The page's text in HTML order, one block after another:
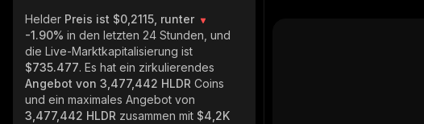
Helder Preis ist $0,2115, runter
-1.90% in den letzten 24 Stunden, und
die Live-Marktkapitalisierung ist
$735.477. Es hat ein zirkulierendes
Angebot von 3,477,442 HLDR Coins
und ein maximales Angebot von
3,477,442 HLDR zusammen mit $4,2K